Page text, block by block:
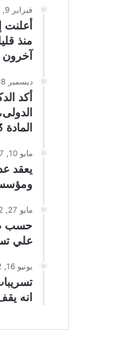
فبراير 9, 2014
أعلنت
آخرون
ديسمبر 28, 2013
أكد
المادة 93 للتأكيد على احترام مصر
مايو 10, 2017
يعقد
مايو 27, 2012
حسب
علي
يونيو 16, 2012
انه